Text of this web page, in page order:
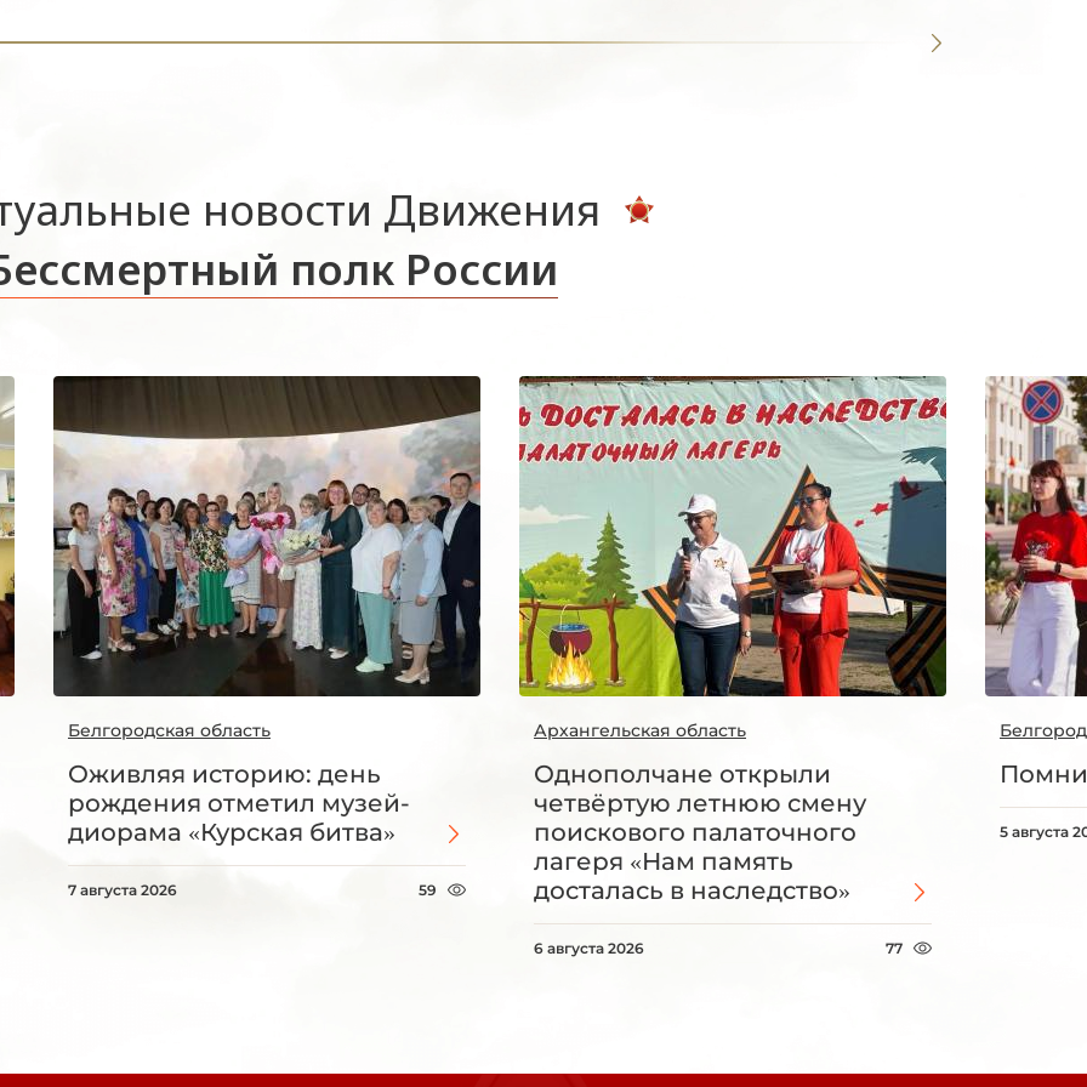
новости Движения
полк России
Белгородская область
Оживляя историю: день
рождения отметил музей-
диорама «Курская битва»
7 августа 2026 59
Архангельская область
Однополчане открыли
четвёртую летнюю смену
поискового палаточного
лагеря «Нам память
досталась в наследство»
6 августа 2026 77
5 августа